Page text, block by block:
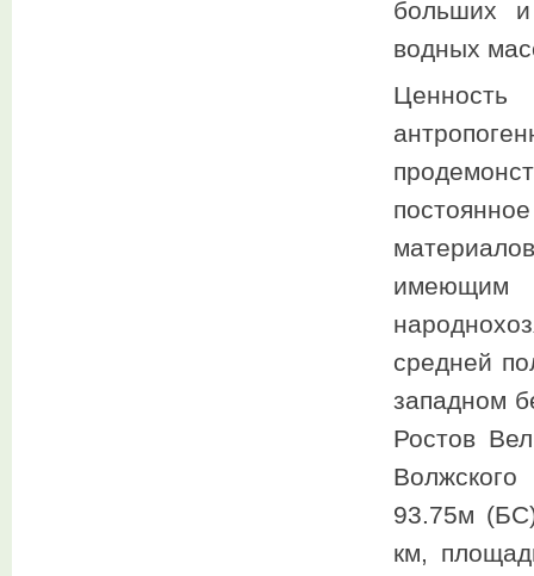
больших
водных
имеющим
средней
западном
Ростов
93.75м
км,